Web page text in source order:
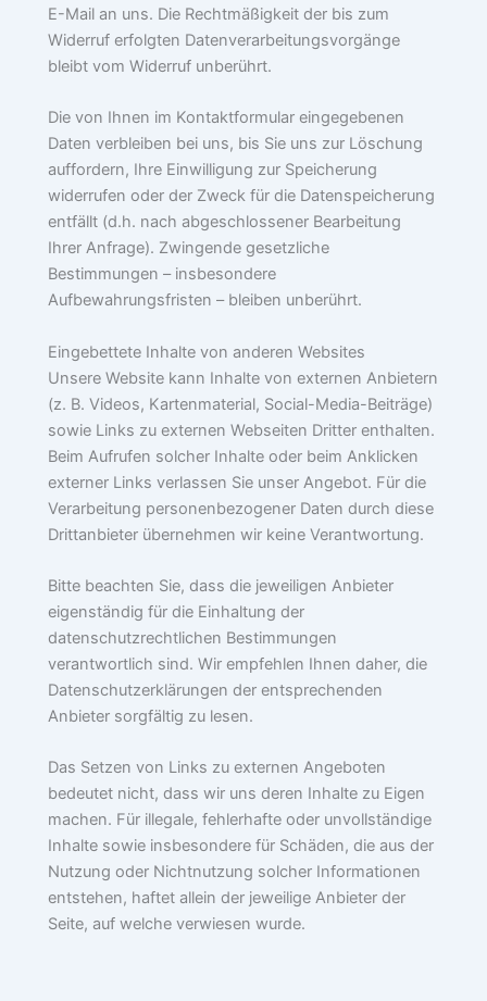
E-Mail an uns. Die Rechtmäßigkeit der bis zum
Widerruf erfolgten Datenverarbeitungsvorgänge
bleibt vom Widerruf unberührt.
Die von Ihnen im Kontaktformular eingegebenen
Daten verbleiben bei uns, bis Sie uns zur Löschung
auffordern, Ihre Einwilligung zur Speicherung
widerrufen oder der Zweck für die Datenspeicherung
entfällt (d.h. nach abgeschlossener Bearbeitung
Ihrer Anfrage). Zwingende gesetzliche
Bestimmungen – insbesondere
Aufbewahrungsfristen – bleiben unberührt.
Eingebettete Inhalte von anderen Websites
Unsere Website kann Inhalte von externen Anbietern
(z. B. Videos, Kartenmaterial, Social-Media-Beiträge)
sowie Links zu externen Webseiten Dritter enthalten.
Beim Aufrufen solcher Inhalte oder beim Anklicken
externer Links verlassen Sie unser Angebot. Für die
Verarbeitung personenbezogener Daten durch diese
Drittanbieter übernehmen wir keine Verantwortung.
Bitte beachten Sie, dass die jeweiligen Anbieter
eigenständig für die Einhaltung der
datenschutzrechtlichen Bestimmungen
verantwortlich sind. Wir empfehlen Ihnen daher, die
Datenschutzerklärungen der entsprechenden
Anbieter sorgfältig zu lesen.
Das Setzen von Links zu externen Angeboten
bedeutet nicht, dass wir uns deren Inhalte zu Eigen
machen. Für illegale, fehlerhafte oder unvollständige
Inhalte sowie insbesondere für Schäden, die aus der
Nutzung oder Nichtnutzung solcher Informationen
entstehen, haftet allein der jeweilige Anbieter der
Seite, auf welche verwiesen wurde.